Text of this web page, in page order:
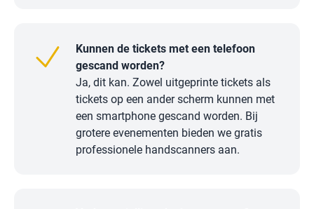
Kunnen de tickets met een telefoon
gescand worden?
Ja, dit kan. Zowel uitgeprinte tickets als
tickets op een ander scherm kunnen met
een smartphone gescand worden. Bij
grotere evenementen bieden we gratis
professionele handscanners aan.